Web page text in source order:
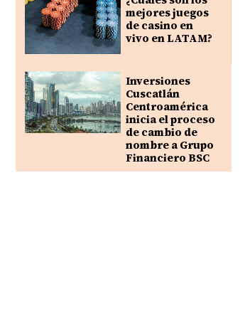
mejores juegos
de casino en
vivo en LATAM?
Inversiones
Cuscatlán
Centroamérica
inicia el proceso
de cambio de
nombre a Grupo
Financiero BSC